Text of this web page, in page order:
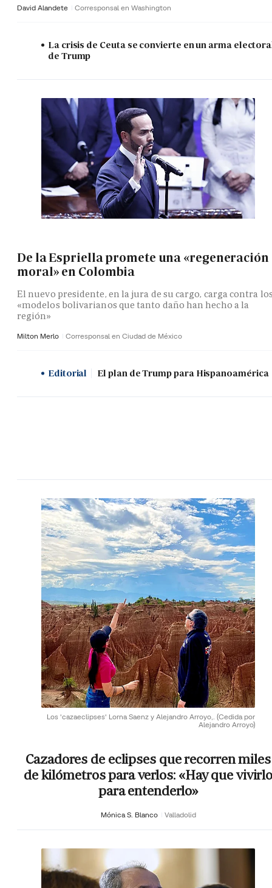
David Alandete Corresponsal en Washington
La crisis de Ceuta se convierte en un arma
de Trump
De la Espriella promete una «regeneración
moral» en Colombia
El nuevo presidente, en la jura de su cargo, carga contra
«modelos bolivarianos que tanto daño han hecho a la
región»
Milton Merlo Corresponsal en Ciudad de México
Editorial El plan de Trump para Hispanoamérica
Los 'cazaeclipses' Lorna Saenz y Alejandro Arroyo,. (Cedida por
Alejandro Arroyo)
Cazadores de eclipses que recorren miles
de kilómetros para verlos: «Hay que
para entenderlo»
Mónica S. Blanco Valladolid